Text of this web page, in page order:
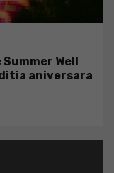
Well
aniversara